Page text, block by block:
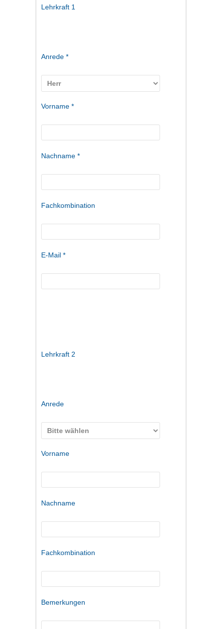
Lehrkraft 1
Anrede *
Vorname *
Nachname *
Fachkombination
E-Mail *
Lehrkraft 2
Anrede
Vorname
Nachname
Fachkombination
Bemerkungen